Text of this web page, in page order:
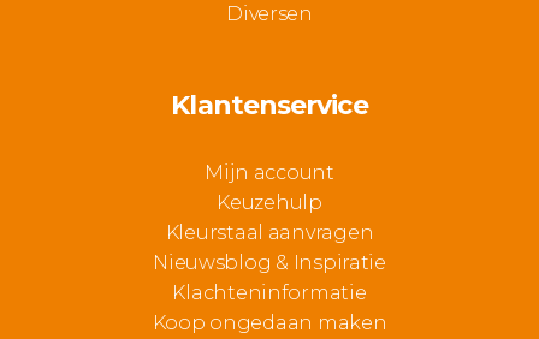
Diversen
Klantenservice
Mijn account
Keuzehulp
Kleurstaal aanvragen
Nieuwsblog & Inspiratie
Klachteninformatie
Koop ongedaan maken